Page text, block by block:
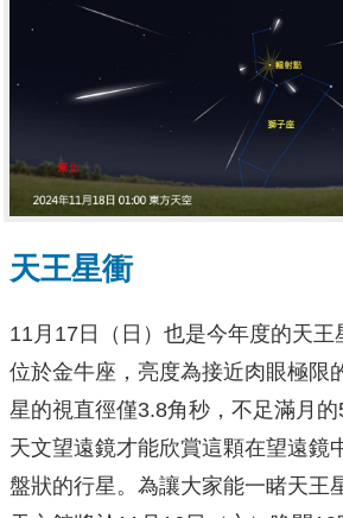
天王星衝
11月17日（日）也是今年度的天王
位於金牛座，亮度為接近肉眼極限
星的視直徑僅3.8角秒，不足滿月
天文望遠鏡才能欣賞這顆在望遠鏡
盤狀的行星。為讓大家能一睹天王